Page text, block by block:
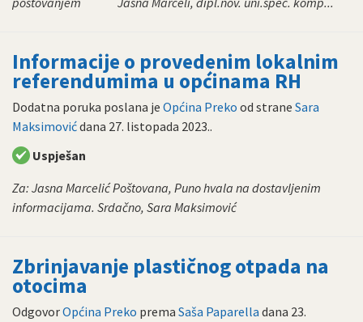
Informacije o provedenim lokalnim
referendumima u općinama RH
Dodatna poruka poslana je Općina Preko od strane Sara
Maksimovićdana 27. listopada 2023..
Uspješan
Za: Jasna Marcelić Poštovana, Puno hvala na dostavljenim
informacijama. Srdačno, Sara Maksimović
Zbrinjavanje plastičnog otpada na
otocima
OdgovorOpćina Preko prema Saša Paparella dana 23.